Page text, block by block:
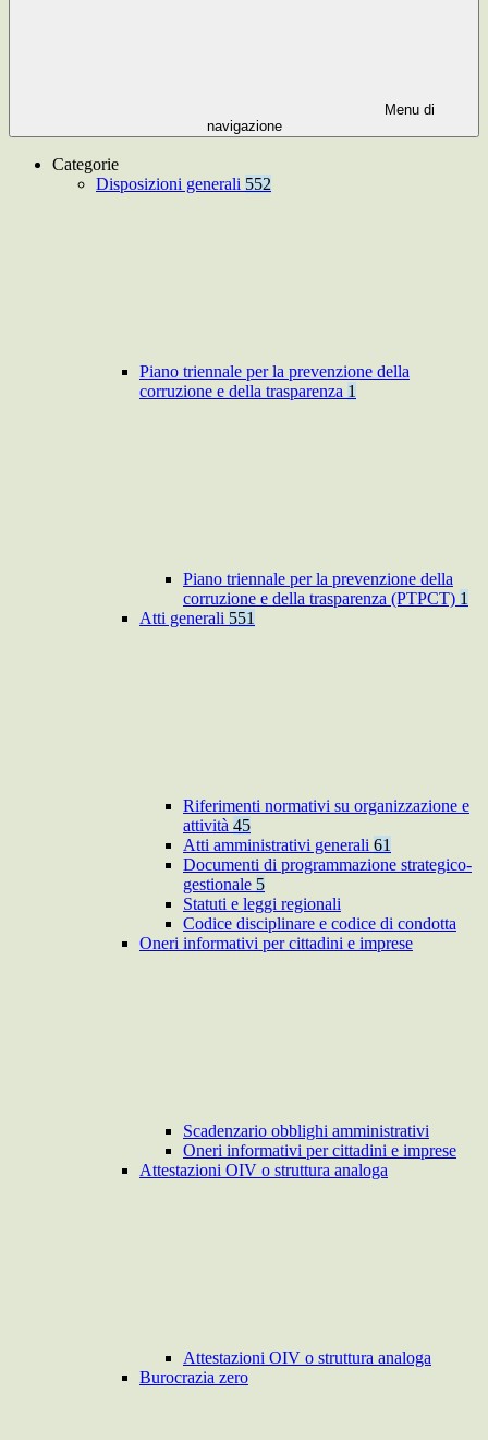
Menu di
navigazione
Categorie
Disposizioni generali 552
Piano triennale per la prevenzione della
corruzione e della trasparenza 1
Piano triennale per la prevenzione della
corruzione e della trasparenza (PTPCT) 1
Atti generali 551
Riferimenti normativi su organizzazione e
attività 45
Atti amministrativi generali 61
Documenti di programmazione strategico-
gestionale 5
Statuti e leggi regionali
Codice disciplinare e codice di condotta
Oneri informativi per cittadini e imprese
Scadenzario obblighi amministrativi
Oneri informativi per cittadini e imprese
Attestazioni OIV o struttura analoga
Attestazioni OIV o struttura analoga
Burocrazia zero